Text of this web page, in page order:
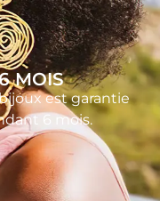
MOIS
est garantie
6 mois.